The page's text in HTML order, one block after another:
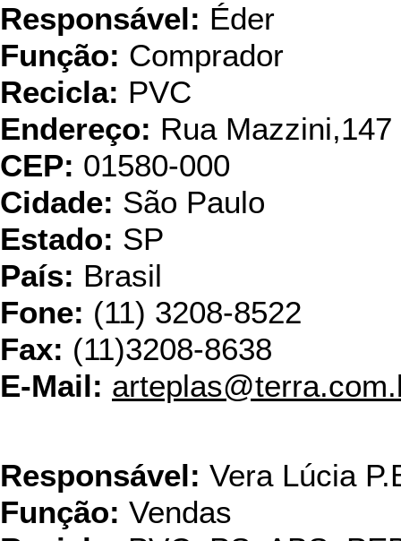
Responsável: Éder
Função: Comprador
Recicla: PVC
Endereço: Rua
CEP: 01580-000
Cidade: São Paulo
Estado: SP
País: Brasil
Fone: (11) 3208-8522
Fax: (11)3208-8638
E-Mail:
Responsável: Vera Lúcia
Função: Vendas